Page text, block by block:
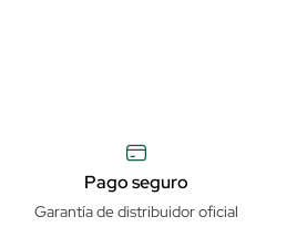
Pago seguro
Garantía de distribuidor oficial